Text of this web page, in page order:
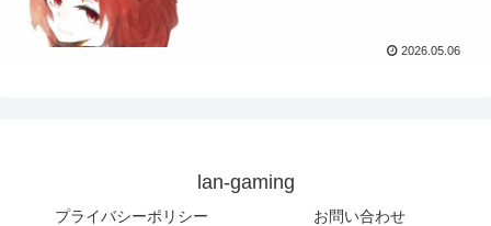
2026.05.06
lan-gaming
プライバシーポリシー お問い合わせ